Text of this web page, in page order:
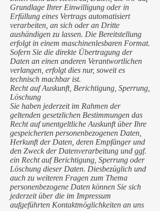
Grundlage Ihrer Einwilligung oder in
Erfüllung eines Vertrags automatisiert
verarbeiten, an sich oder an Dritte
aushändigen zu lassen. Die Bereitstellung
erfolgt in einem maschinenlesbaren Format.
Sofern Sie die direkte Übertragung der
Daten an einen anderen Verantwortlichen
verlangen, erfolgt dies nur, soweit es
technisch machbar ist.
Recht auf Auskunft, Berichtigung, Sperrung,
Löschung
Sie haben jederzeit im Rahmen der
geltenden gesetzlichen Bestimmungen das
Recht auf unentgeltliche Auskunft über Ihre
gespeicherten personenbezogenen Daten,
Herkunft der Daten, deren Empfänger und
den Zweck der Datenverarbeitung und ggf.
ein Recht auf Berichtigung, Sperrung oder
Löschung dieser Daten. Diesbezüglich und
auch zu weiteren Fragen zum Thema
personenbezogene Daten können Sie sich
jederzeit über die im Impressum
aufgeführten Kontaktmöglichkeiten an uns